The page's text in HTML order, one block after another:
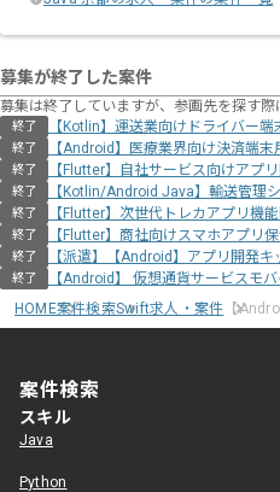
募集が終了した案件
募集は終了していますが、参画先を探す
終了 【Kotlin】運送業向けドライバー
終了 【Android】医療業界向け決済端
終了 【Flutter】自社サービス向けアプ
終了 【Kotlin/Android Java】輸送管理
終了 【Flutter】次世代トレカアプリ機
終了 【Flutter】商社向けスマホアプリ
終了 【派遣】【Android】アプリ開発キ
終了
【Android】 仮想通貨サービスモ
HOME案件検索Swift求人・案件 【
案件検索
スキル
Java
Python